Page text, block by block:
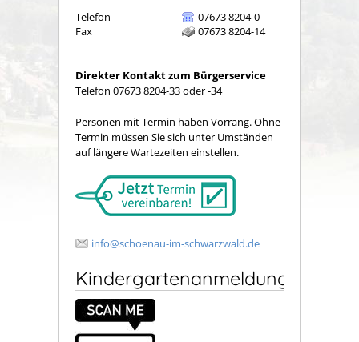
Telefon
07673 8204-0
Fax
07673 8204-14
Direkter Kontakt zum Bürgerservice
Telefon 07673 8204-33 oder -34
Personen mit Termin haben Vorrang. Ohne
Termin müssen Sie sich unter Umständen
auf längere Wartezeiten einstellen.
info@schoenau-im-schwarzwald.de
Kindergartenanmeldung